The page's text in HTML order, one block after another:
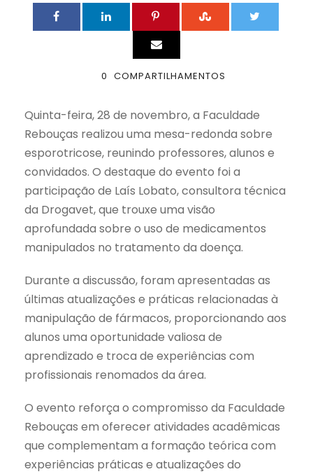
0 COMPARTILHAMENTOS
Quinta-feira, 28 de novembro, a Faculdade
Rebouças realizou uma mesa-redonda sobre
esporotricose, reunindo professores, alunos e
convidados. O destaque do evento foi a
participação de Laís Lobato, consultora técnica
da Drogavet, que trouxe uma visão
aprofundada sobre o uso de medicamentos
manipulados no tratamento da doença.
Durante a discussão, foram apresentadas as
últimas atualizações e práticas relacionadas à
manipulação de fármacos, proporcionando aos
alunos uma oportunidade valiosa de
aprendizado e troca de experiências com
profissionais renomados da área.
O evento reforça o compromisso da Faculdade
Rebouças em oferecer atividades acadêmicas
que complementam a formação teórica com
experiências práticas e atualizações do